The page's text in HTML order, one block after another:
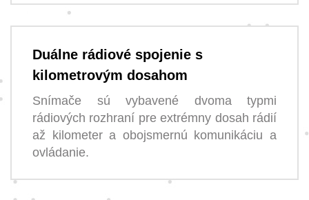
Duálne rádiové spojenie s
kilometrovým dosahom
Snímače sú vybavené dvoma typmi
rádiových rozhraní pre extrémny dosah rádií
až kilometer a obojsmernú komunikáciu a
ovládanie.